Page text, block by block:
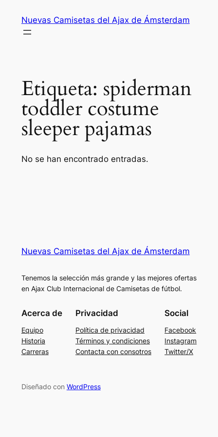
contenido
Nuevas Camisetas del Ajax de Ámsterdam
Etiqueta: spiderman
toddler costume
sleeper pajamas
No se han encontrado entradas.
Nuevas Camisetas del Ajax de Ámsterdam
Tenemos la selección más grande y las mejores ofertas
en Ajax Club Internacional de Camisetas de fútbol.
Acerca de
Equipo
Historia
Carreras
Privacidad
Política de privacidad
Términos y condiciones
Contacta con consotros
Social
Facebook
Instagram
Twitter/X
Diseñado con WordPress